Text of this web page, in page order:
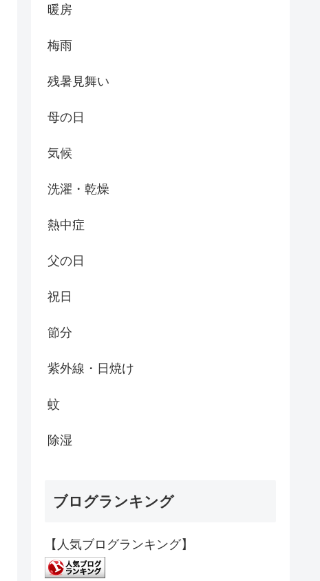
暖房
梅雨
残暑見舞い
母の日
気候
洗濯・乾燥
熱中症
父の日
祝日
節分
紫外線・日焼け
蚊
除湿
ブログランキング
【人気ブログランキング】